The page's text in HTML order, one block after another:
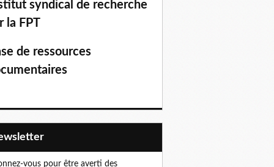
syndical de recherche
la FPT
de ressources
vous pour être averti des